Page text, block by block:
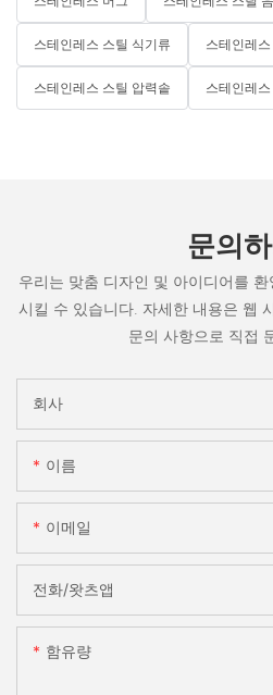
스테인레스 스틸 식기류 스테인레
스테인레스 스틸 압력솥 스테인레
문의
우리는 맞춤 디자인 및 아이디어를
시킬 수 있습니다. 자세한 내용은 웹
문의 사항으로 직접
회사
이름
이메일
전화/왓츠앱
함유량